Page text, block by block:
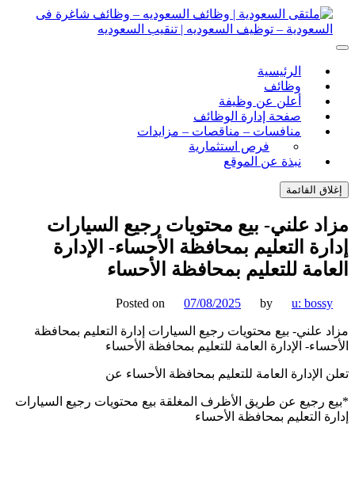
– توظيف السعوديه | تنقيب السعوديه
السعوديه | تنقيب السعوديه
الرئيسية
وظائف
أعلن عن وظيفة
صفحة إدارة الوظائف
منافسات – مناقصات – مزايدات
فرص استثمارية
نبذة عن الموقع
القائمة
علني- بيع محتويات رجيع السيارات
التعليم بمحافظة الأحساء- الإدارة
للتعليم بمحافظة الأحساء
Posted on 07/08/2025 by u:
علني- بيع محتويات رجيع السيارات إدارة التعليم بمحافظة
الإدارة العامة للتعليم بمحافظة الأحساء
الإدارة العامة للتعليم بمحافظة الأحساء عن
رجيع عن طريق الأظرف المغلقة بيع محتويات رجيع السيارات
التعليم بمحافظة الأحساء